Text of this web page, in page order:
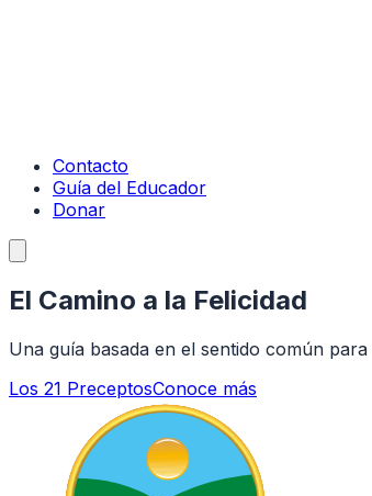
Contacto
Guía del Educador
Donar
El Camino a la Felicidad
Una guía basada en el sentido común
Los 21 PreceptosConoce más